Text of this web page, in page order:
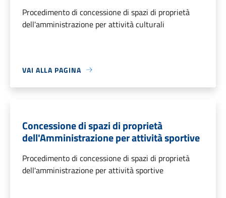
Procedimento di concessione di spazi di proprietà
dell'amministrazione per attività culturali
VAI ALLA PAGINA
Concessione di spazi di proprietà
dell'Amministrazione per attività sportive
Procedimento di concessione di spazi di proprietà
dell'amministrazione per attività sportive